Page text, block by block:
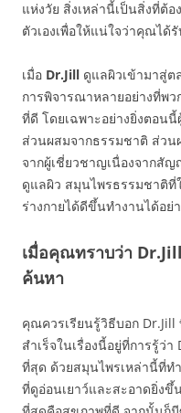
แห่งวัย สิ่งเหล่านี้เป็นสิ่งที่ต้
ตัวเองเพื่อให้แน่ใจว่าคุณได้
เมื่อ Dr.Jill ดูแลผิวเข้ามาสู่
การพิจารณาหลายอย่างที่พ
ที่ดี โดยเฉพาะอย่างยิ่งตอน
ส่วนผสมจากธรรมชาติ ส่ว
จากผู้เชี่ยวชาญเนื่องจากสั
ดูแลผิว สมุนไพรธรรมชาติที่
ร่างกายได้ดีขึ้นทำงานได้อ
เมื่อคุณทราบว่า
ค้นหา
คุณควรเรียนรู้วิธีบอก
สำเร็จในเรื่องนี้อยู่ที่การรู้ว่
ที่สุด ด้วยสมุนไพรเหล่านี้ที่ท
ที่ดูอ่อนเยาว์และสะอาดยิ่งขึ้